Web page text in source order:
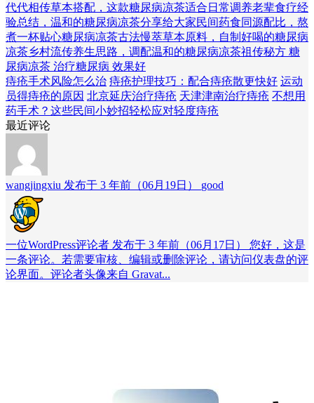
代代相传草本搭配，这款糖尿病凉茶适合日常调养老辈食疗经
验总结，温和的糖尿病凉茶分享给大家民间药食同源配比，熬
煮一杯贴心糖尿病凉茶古法慢萃草本原料，自制好喝的糖尿病
凉茶乡村流传养生思路，调配温和的糖尿病凉茶祖传秘方 糖
尿病凉茶 治疗糖尿病 效果好
痔疮手术风险怎么治 痔疮护理技巧：配合痔疮散更快好 运动
员得痔疮的原因 北京延庆治疗痔疮 天津津南治疗痔疮 不想用
药手术？这些民间小妙招轻松应对轻度痔疮
最近评论
wangjingxiu 发布于 3 年前（06月19日） good
一位WordPress评论者 发布于 3 年前（06月17日）
您好，这是
一条评论。若需要审核、编辑或删除评论，请访问仪表盘的评
论界面。评论者头像来自 Gravat...